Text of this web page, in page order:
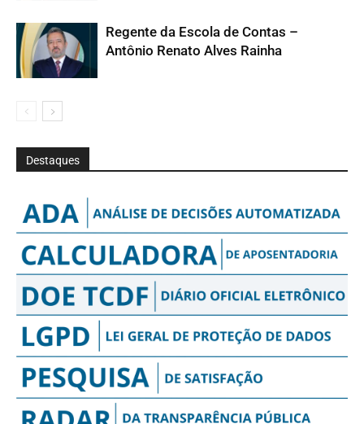
Regente da Escola de Contas –
Antônio Renato Alves Rainha
Destaques